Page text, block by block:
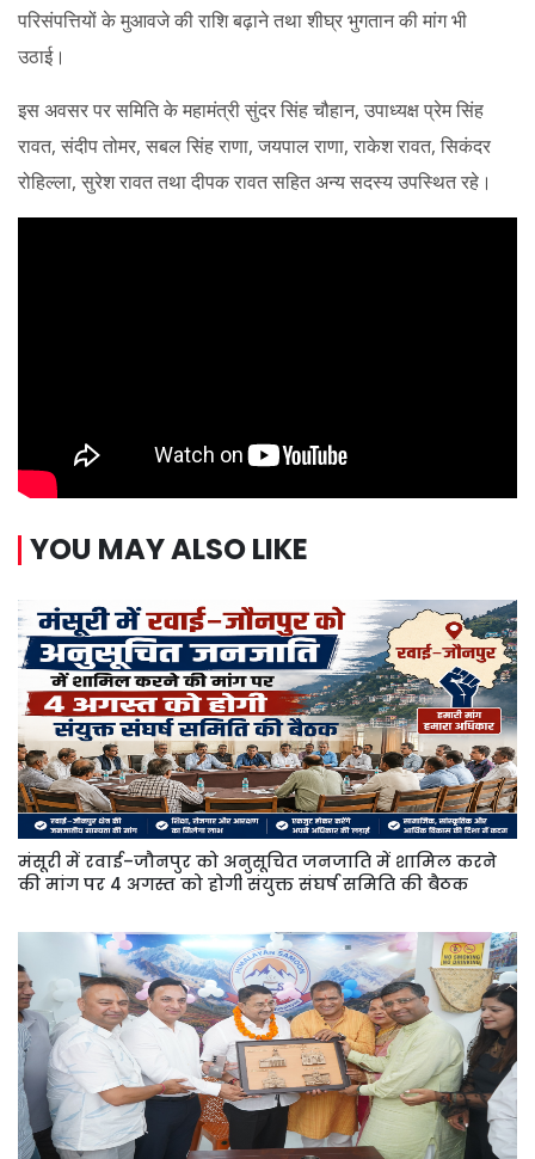
परिसंपत्तियों के मुआवजे की राशि बढ़ाने तथा शीघ्र भुगतान की मांग भी
उठाई।
इस अवसर पर समिति के महामंत्री सुंदर सिंह चौहान, उपाध्यक्ष प्रेम सिंह
रावत, संदीप तोमर, सबल सिंह राणा, जयपाल राणा, राकेश रावत, सिकंदर
रोहिल्ला, सुरेश रावत तथा दीपक रावत सहित अन्य सदस्य उपस्थित रहे।
YOU MAY ALSO LIKE
मंसूरी में रवाई–जौनपुर को अनुसूचित जनजाति में शामिल करने
की मांग पर 4 अगस्त को होगी संयुक्त संघर्ष समिति की बैठक